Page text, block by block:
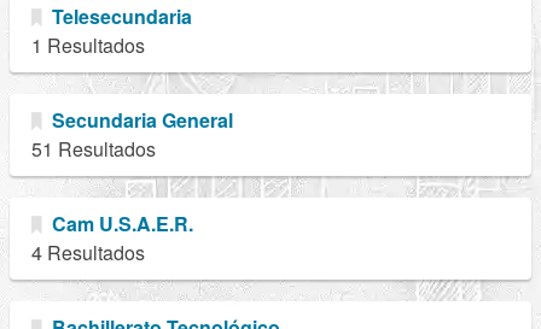
Telesecundaria
1 Resultados
Secundaria General
51 Resultados
Cam U.S.A.E.R.
4 Resultados